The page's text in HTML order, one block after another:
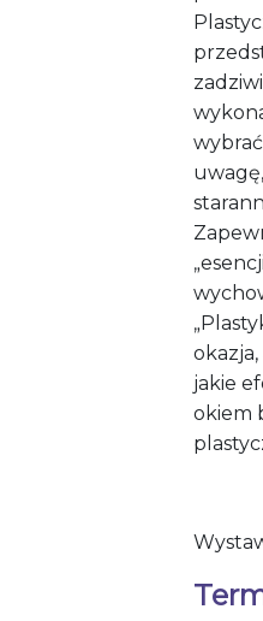
jakie
okiem